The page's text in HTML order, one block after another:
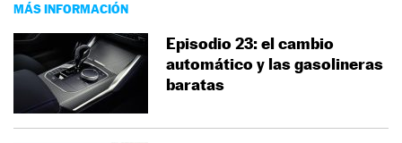
MÁS INFORMACIÓN
Episodio 23: el cambio
automático y las gasolineras
baratas